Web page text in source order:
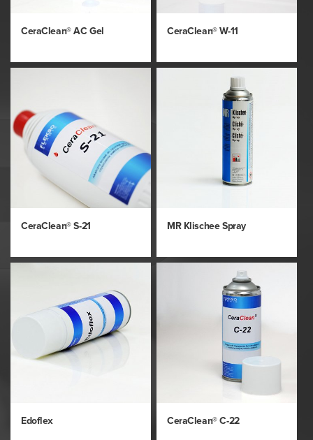
CeraClean® AC Gel CeraClean® W-11
CeraClean® S-21 MR Klischee Spray
Edoflex CeraClean® C-22